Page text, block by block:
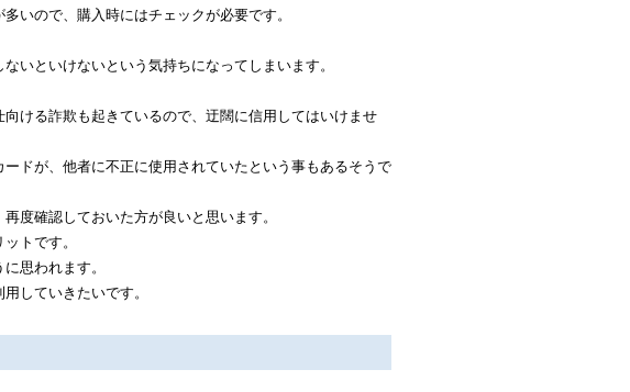
いので、購入時にはチェックが必要です。
いといけないという気持ちになってしまいます。
ける詐欺も起きているので、迂闊に信用してはいけませ
ドが、他者に不正に使用されていたという事もあるそうで
度確認しておいた方が良いと思います。
トです。
思われます。
していきたいです。